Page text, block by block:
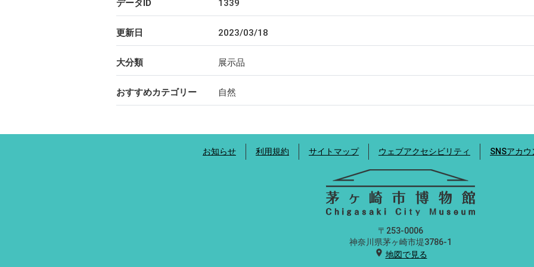
データID 1339
更新日 2023/03/18
大分類 展示品
おすすめカテゴリー 自然
お知らせ 利用規約 サイトマップ ウェブアクセシビリティ SNSアカ
〒253-0006
神奈川県茅ヶ崎市堤3786-1
location_on 地図で見る